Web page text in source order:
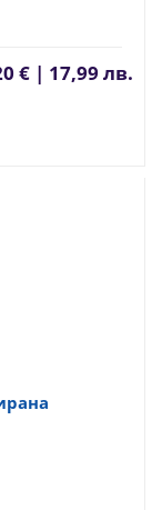
€ | 17,99 лв.